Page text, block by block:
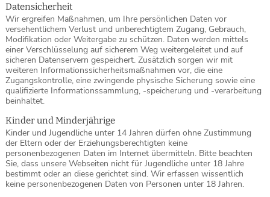
Datensicherheit
Wir ergreifen Maßnahmen, um Ihre persönlichen Daten vor
versehentlichem Verlust und unberechtigtem Zugang, Gebrauch,
Modifikation oder Weitergabe zu schützen. Daten werden mittels
einer Verschlüsselung auf sicherem Weg weitergeleitet und auf
sicheren Datenservern gespeichert. Zusätzlich sorgen wir mit
weiteren Informationssicherheitsmaßnahmen vor, die eine
Zugangskontrolle, eine zwingende physische Sicherung sowie eine
qualifizierte Informationssammlung, -speicherung und -verarbeitung
beinhaltet.
Kinder und Minderjährige
Kinder und Jugendliche unter 14 Jahren dürfen ohne Zustimmung
der Eltern oder der Erziehungsberechtigten keine
personenbezogenen Daten im Internet übermitteln. Bitte beachten
Sie, dass unsere Webseiten nicht für Jugendliche unter 18 Jahre
bestimmt oder an diese gerichtet sind. Wir erfassen wissentlich
keine personenbezogenen Daten von Personen unter 18 Jahren.